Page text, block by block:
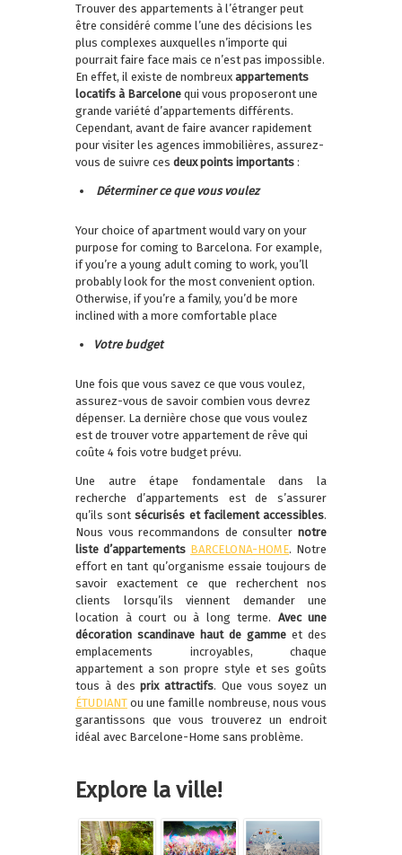
Trouver des appartements à l’étranger peut
être considéré comme l’une des décisions les
plus complexes auxquelles n’importe qui
pourrait faire face mais ce n’est pas impossible.
En effet, il existe de nombreux appartements
locatifs à Barcelone qui vous proposeront une
grande variété d’appartements différents.
Cependant, avant de faire avancer rapidement
pour visiter les agences immobilières, assurez-
vous de suivre ces deux points importants :
Déterminer ce que vous voulez
Your choice of apartment would vary on your
purpose for coming to Barcelona. For example,
if you’re a young adult coming to work, you’ll
probably look for the most convenient option.
Otherwise, if you’re a family, you’d be more
inclined with a more comfortable place
Votre budget
Une fois que vous savez ce que vous voulez,
assurez-vous de savoir combien vous devrez
dépenser. La dernière chose que vous voulez
est de trouver votre appartement de rêve qui
coûte 4 fois votre budget prévu.
Une autre étape fondamentale dans la
recherche d’appartements est de s’assurer
qu’ils sontsécurisés et facilement accessibles.
Nous vous recommandons de consulter notre
liste d’appartements BARCELONA-HOME. Notre
effort en tant qu’organisme essaie toujours de
savoir exactement ce que recherchent nos
clients lorsqu’ils viennent demander une
location à court ou à long terme. Avec une
décoration scandinave haut de gamme et des
emplacements incroyables, chaque
appartement a son propre style et ses goûts
tous à desprix attractifs. Que vous soyez un
ÉTUDIANT ou une famille nombreuse, nous vous
garantissons que vous trouverez un endroit
idéal avec Barcelone-Home sans problème.
Explore la ville!